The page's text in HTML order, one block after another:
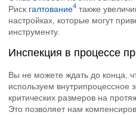
Риск галтование4 также
настройках, которые могут
инструменту.
Инспекция в процессе
Вы не можете ждать до конца,
используем внутрипроцессное
критических размеров на
Это позволяет нам